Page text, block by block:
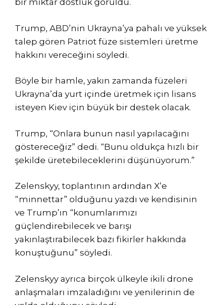
bir miktar dostluk görüldü.
Trump, ABD’nin Ukrayna’ya pahalı ve yüksek
talep gören Patriot füze sistemleri üretme
hakkını vereceğini söyledi.
Böyle bir hamle, yakın zamanda füzeleri
Ukrayna’da yurt içinde üretmek için lisans
isteyen Kiev için büyük bir destek olacak.
Trump, “Onlara bunun nasıl yapılacağını
göstereceğiz” dedi. “Bunu oldukça hızlı bir
şekilde üretebileceklerini düşünüyorum.”
Zelenskyy, toplantının ardından X’e
“minnettar” olduğunu yazdı ve kendisinin
ve Trump’ın “konumlarımızı
güçlendirebilecek ve barışı
yakınlaştırabilecek bazı fikirler hakkında
konuştuğunu” söyledi.
Zelenskyy ayrıca birçok ülkeyle ikili drone
anlaşmaları imzaladığını ve yenilerinin de